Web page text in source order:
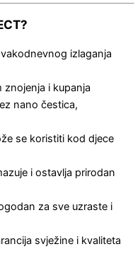
izlaganja
znojenja i kupanja
nano čestica,
se koristiti kod djece
i ostavlja prirodan
za sve uzraste i
svježine i kvaliteta